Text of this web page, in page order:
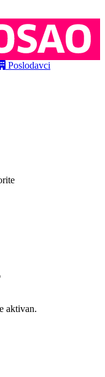
Poslodavci
aktivan.